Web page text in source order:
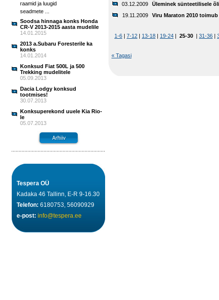
raamid ja luugid
seadmete ...
Soodsa hinnaga konks Honda
CR-V 2013-2015 aasta mudelile
14.01.2015
2013 a.Subaru Foresterile ka
konks
14.01.2014
Konksud Fiat 500L ja 500
Trekking mudelitele
05.09.2013
Dacia Lodgy konksud
tootmises!
30.07.2013
Konksuperekond uuele Kia Rio-
le
05.07.2013
Tespera OÜ
Kadaka 46 Tallinn, E-R 9-16.30
Telefon: 6180753, 56090929
e-post: info@tespera.ee
03.12.2009
Üleminek sünteetilisele
19.11.2009
Viru Maraton 2010 toimub
1-6 | 7-12 | 13-18 | 19-24 | 25-30 | 31-36 |
« Tagasi